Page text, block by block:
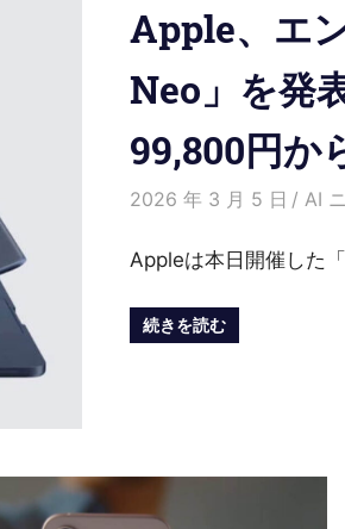
Apple、エ
Neo」を発
99,800円か
2026 年 3 月 5 日 AI
Appleは本日開催した
続きを読む